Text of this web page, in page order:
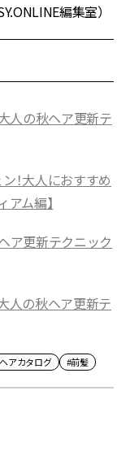
編集室）
人の秋ヘア更新テ
！大人におすすめ
アム編】
ア更新テクニック
人の秋ヘア更新テ
アカタログ #前髪